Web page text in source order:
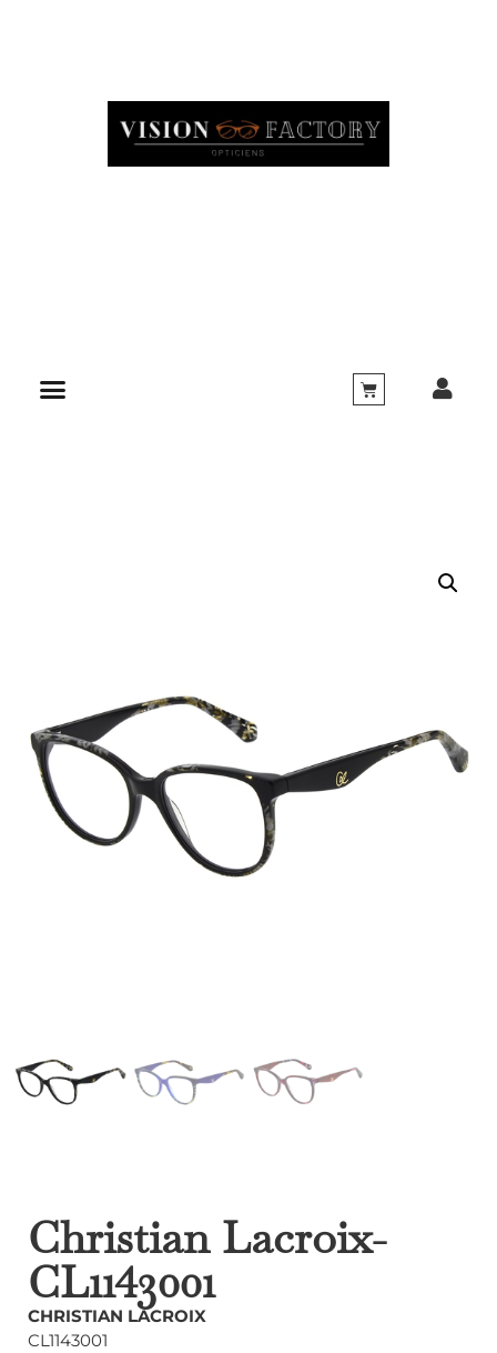
Christian Lacroix-
CL1143001
CHRISTIAN LACROIX
CL1143001